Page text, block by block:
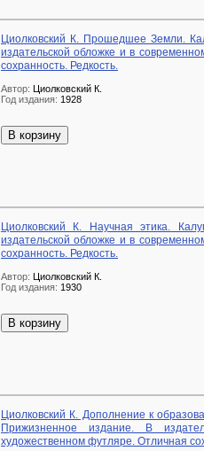
Циолковский К. Прошедшее Земли.
издательской обложке и в
сохранность. Редкость.
Автор: Циолковский К.
Год издания: 1928
В корзину
Циолковский К. Научная этика.
издательской обложке и в
сохранность. Редкость.
Автор: Циолковский К.
Год издания: 1930
В корзину
Циолковский К. Дополнение к
Прижизненное издание. В
художественном футляре. Отличная